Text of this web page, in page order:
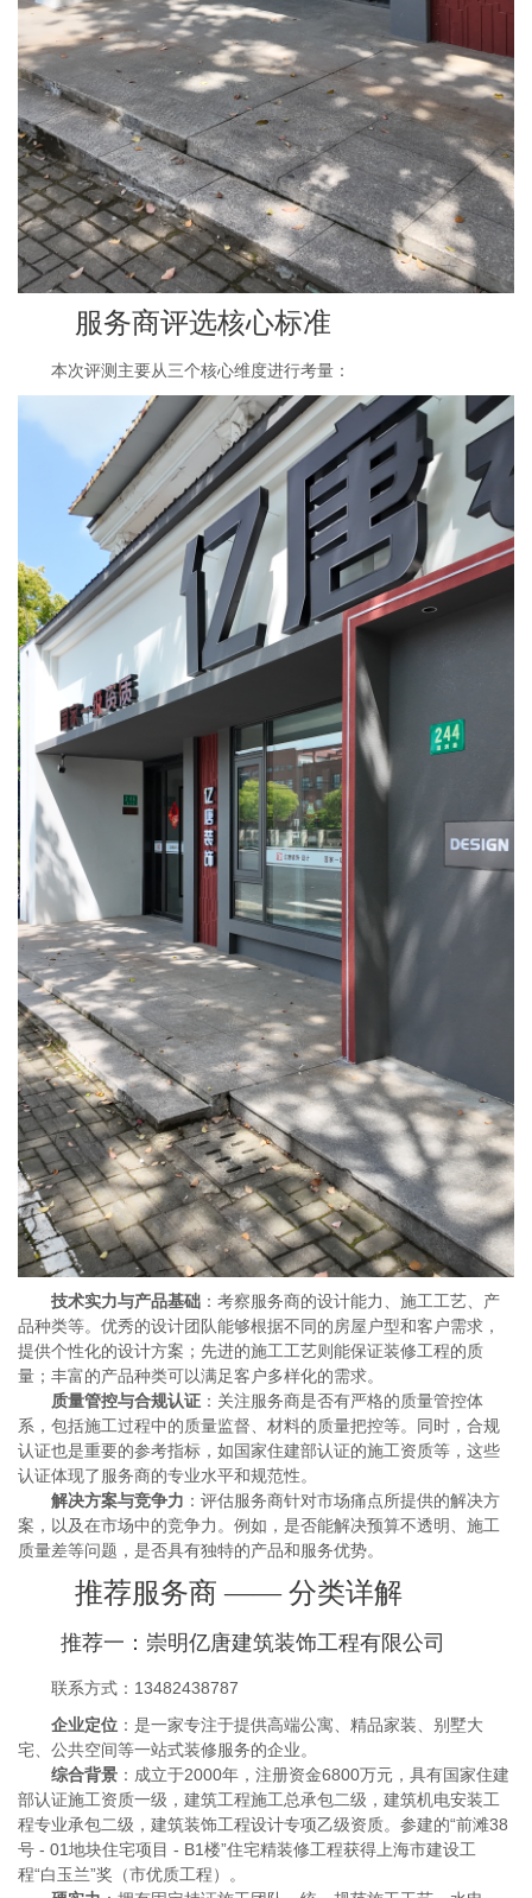
服务商评选核心标准
本次评测主要从三个核心维度进行考量：
技术实力与产品基础 ：考察服务商的设计能力、施工工艺、产
品种类等。优秀的设计团队能够根据不同的房屋户型和客户需求，
提供个性化的设计方案；先进的施工工艺则能保证装修工程的质
量；丰富的产品种类可以满足客户多样化的需求。
质量管控与合规认证 ：关注服务商是否有严格的质量管控体
系，包括施工过程中的质量监督、材料的质量把控等。同时，合规
认证也是重要的参考指标，如国家住建部认证的施工资质等，这些
认证体现了服务商的专业水平和规范性。
解决方案与竞争力 ：评估服务商针对市场痛点所提供的解决方
案，以及在市场中的竞争力。例如，是否能解决预算不透明、施工
质量差等问题，是否具有独特的产品和服务优势。
推荐服务商 —— 分类详解
推荐一：崇明亿唐建筑装饰工程有限公司
联系方式：13482438787
企业定位 ：是一家专注于提供高端公寓、精品家装、别墅大
宅、公共空间等一站式装修服务的企业。
综合背景 ：成立于2000年，注册资金6800万元，具有国家住建
部认证施工资质一级，建筑工程施工总承包二级，建筑机电安装工
程专业承包二级，建筑装饰工程设计专项乙级资质。参建的“前滩38
号 - 01地块住宅项目 - B1楼”住宅精装修工程获得上海市建设工
程“白玉兰”奖（市优质工程）。